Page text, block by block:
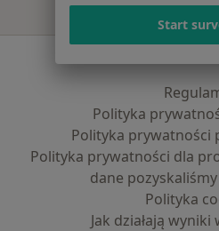
Polityka
Polityka prywatności
Polityka prywatności dla
dane
Polityka
Jak działają
Start